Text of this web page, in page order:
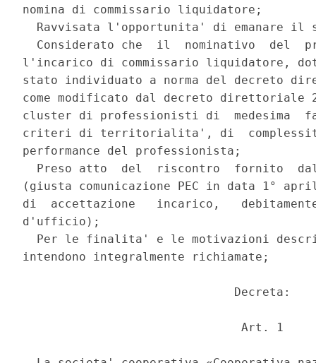
nomina di commissario liquidatore;
Ravvisata l'opportunita' di emanare il
Considerato che  il  nominativo  del
l'incarico di commissario liquidatore,
stato individuato a norma del decreto
come modificato dal decreto
cluster di professionisti di  medesima
criteri di territorialita', di
performance del professionista;
Preso atto  del  riscontro  fornito
(giusta comunicazione PEC in data 1°
di  accettazione   incarico,
d'ufficio);
Per le finalita' e le motivazioni
intendono integralmente richiamate;
                              Decreta:
                               Art. 1